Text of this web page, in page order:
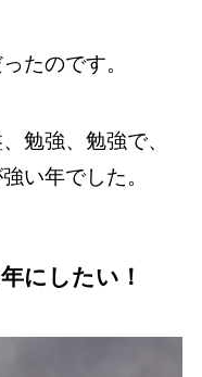
たのです。
勉強、勉強で、
い年でした。
にしたい！